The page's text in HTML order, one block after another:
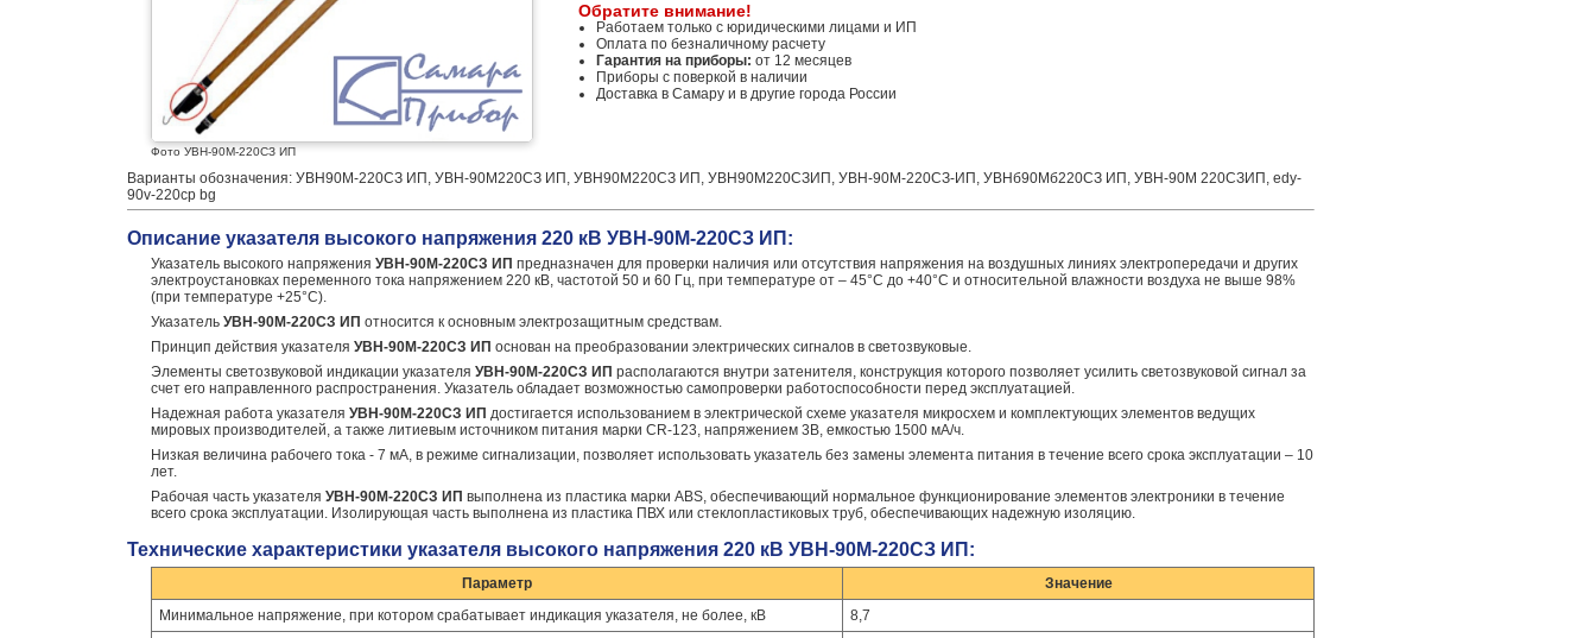
Фото УВН-90М-220СЗ ИП
Обратите внимание!
Работаем только с юридическими лицами и ИП
Оплата по безналичному расчету
Гарантия на приборы: от 12 месяцев
Приборы с поверкой в наличии
Доставка в Самару и в другие города России
Варианты обозначения: УВН90М-220СЗ ИП, УВН-90М220СЗ ИП, УВН90М220СЗ ИП, УВН90М220СЗИП, УВН-90М-220СЗ-ИП, УВНб90Мб220СЗ ИП, УВН-90М 220СЗИП, edy-
90v-220cp bg
Описание указателя высокого напряжения 220 кВ УВН-90М-220СЗ ИП:
Указатель высокого напряжения УВН-90M-220СЗ ИП предназначен для проверки наличия или отсутствия напряжения на воздушных линиях электропередачи и других
электроустановках переменного тока напряжением 220 кВ, частотой 50 и 60 Гц, при температуре от – 45°С до +40°С и относительной влажности воздуха не выше 98%
(при температуре +25°С).
Указатель УВН-90M-220СЗ ИП относится к основным электрозащитным средствам.
Принцип действия указателя УВН-90M-220СЗ ИП основан на преобразовании электрических сигналов в светозвуковые.
Элементы светозвуковой индикации указателя УВН-90M-220СЗ ИП располагаются внутри затенителя, конструкция которого позволяет усилить светозвуковой сигнал за
счет его направленного распространения. Указатель обладает возможностью самопроверки работоспособности перед эксплуатацией.
Надежная работа указателя УВН-90M-220СЗ ИП достигается использованием в электрической схеме указателя микросхем и комплектующих элементов ведущих
мировых производителей, а также литиевым источником питания марки CR-123, напряжением 3В, емкостью 1500 мА/ч.
Низкая величина рабочего тока - 7 мА, в режиме сигнализации, позволяет использовать указатель без замены элемента питания в течение всего срока эксплуатации – 10
лет.
Рабочая часть указателя УВН-90M-220СЗ ИП выполнена из пластика марки АBS, обеспечивающий нормальное функционирование элементов электроники в течение
всего срока эксплуатации. Изолирующая часть выполнена из пластика ПВХ или стеклопластиковых труб, обеспечивающих надежную изоляцию.
Технические характеристики указателя высокого напряжения 220 кВ УВН-90М-220СЗ ИП:
Параметр
Значение
Минимальное напряжение, при котором срабатывает индикация указателя, не более, кВ
8,7